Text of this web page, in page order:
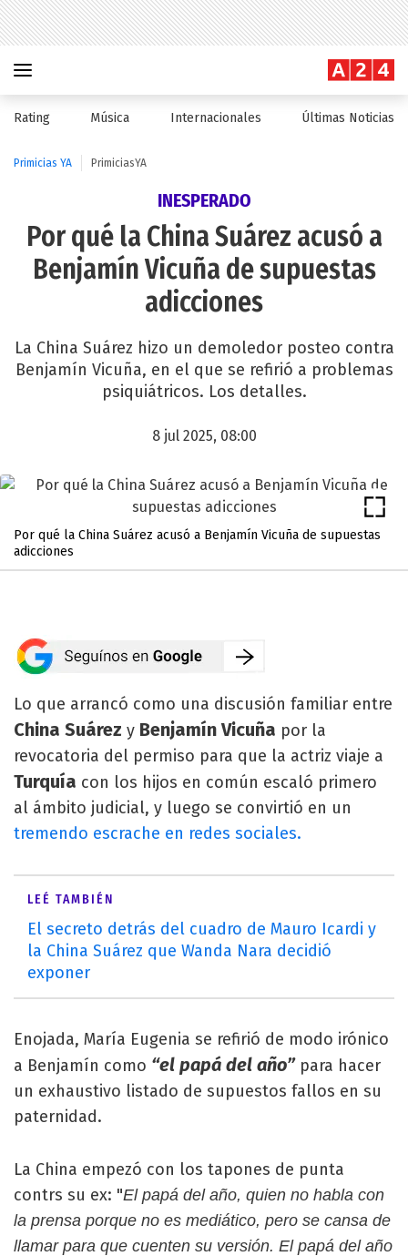
Rating Música Internacionales Últimas Noticias
Primicias YA PrimiciasYA
INESPERADO
Por qué la China Suárez acusó a
Benjamín Vicuña de supuestas
adicciones
La China Suárez hizo un demoledor posteo contra
Benjamín Vicuña, en el que se refirió a problemas
psiquiátricos. Los detalles.
8 jul 2025, 08:00
Por qué la China Suárez acusó a Benjamín Vicuña de supuestas
adicciones
Lo que arrancó como una discusión familiar entre
China Suárez y Benjamín Vicuña por la
revocatoria del permiso para que la actriz viaje a
Turquía con los hijos en común escaló primero
al ámbito judicial, y luego se convirtió en un
tremendo escrache en redes sociales.
LEÉ TAMBIÉN
El secreto detrás del cuadro de Mauro Icardi y
la China Suárez que Wanda Nara decidió
exponer
Enojada, María Eugenia se refirió de modo irónico
a Benjamín como “el papá del año” para hacer
un exhaustivo listado de supuestos fallos en su
paternidad.
La China empezó con los tapones de punta
contrs su ex: "El papá del año, quien no habla con
la prensa porque no es mediático, pero se cansa de
llamar para que cuenten su versión. El papá del año